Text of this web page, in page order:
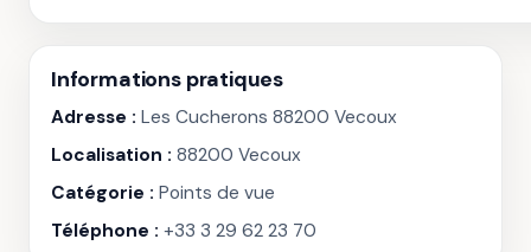
Informations pratiques
Adresse : Les Cucherons 88200 Vecoux
Localisation : 88200 Vecoux
Catégorie : Points de vue
Téléphone : +33 3 29 62 23 70